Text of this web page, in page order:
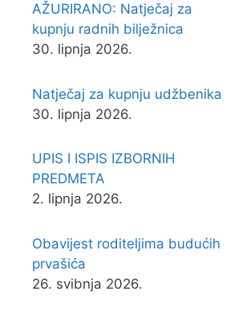
AŽURIRANO: Natječaj za
kupnju radnih bilježnica
30. lipnja 2026.
Natječaj za kupnju udžbenika
30. lipnja 2026.
UPIS I ISPIS IZBORNIH
PREDMETA
2. lipnja 2026.
Obavijest roditeljima budućih
prvašića
26. svibnja 2026.